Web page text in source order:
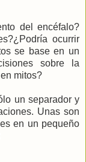
del encéfalo?
ocurrir
se base en un
sobre la
mitos?
un separador y
Unas son
en un pequeño